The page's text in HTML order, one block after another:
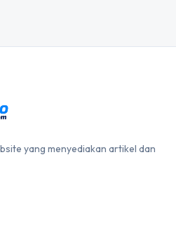
yang menyediakan artikel dan